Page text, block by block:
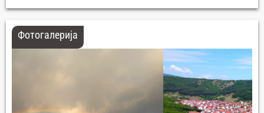
Фотогалерија